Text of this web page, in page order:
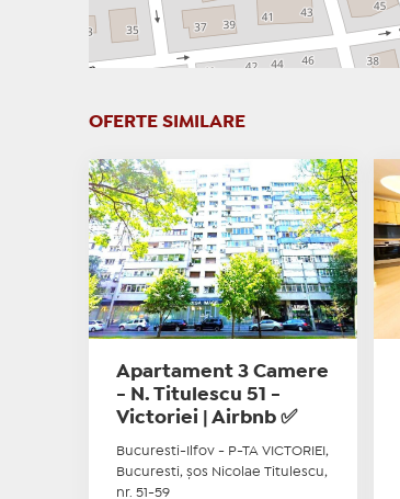
OFERTE SIMILARE
Apartament 3 Camere
- N. Titulescu 51 -
Victoriei | Airbnb ✅
Bucuresti-Ilfov - P-TA VICTORIEI,
Bucuresti, șos Nicolae Titulescu,
nr. 51-59